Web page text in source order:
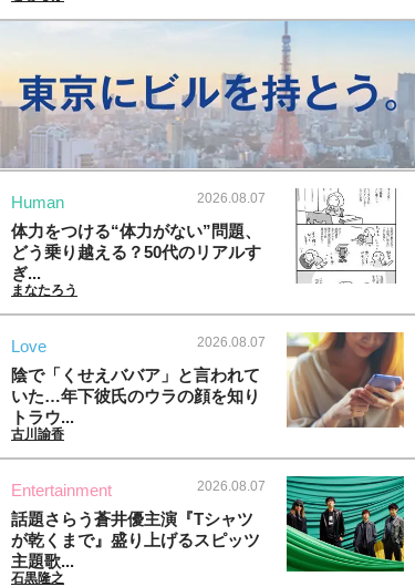
Human 2026.08.07
体力をつける“体力がない”問題、
どう乗り越える？50代のリアルす
ぎ...
まなたろう
Love 2026.08.07
陰で「くせえババア」と言われて
いた…年下彼氏のウラの顔を知り
トラウ...
古川諭香
Entertainment 2026.08.07
話題さらう蒼井優主演『Tシャツ
が乾くまで』盛り上げるスピッツ
主題歌...
石黒隆之